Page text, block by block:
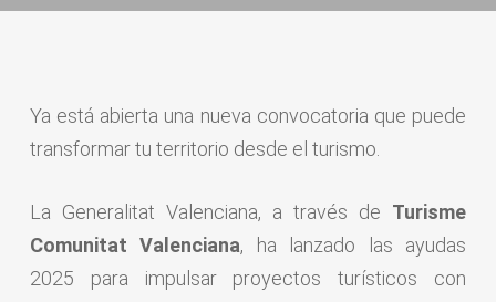
Ya está abierta una nueva convocatoria que puede
transformar tu territorio desde el turismo.
La Generalitat Valenciana, a través de Turisme
Comunitat Valenciana, ha lanzado las ayudas
2025 para impulsar proyectos turísticos con